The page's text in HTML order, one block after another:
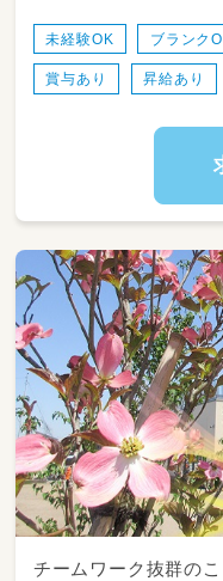
・最初は複
他の職員と
・オムツ交
連絡帳等の
・当園では
（園児自身
自の取り組
未経験OK ブランク
賞与あり 昇給あり
チームワーク抜群の